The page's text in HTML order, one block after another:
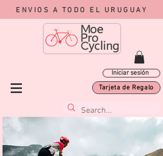
ENVIOS A TODO EL URUGUAY
Tarjeta de Regalo
Iniciar sesión